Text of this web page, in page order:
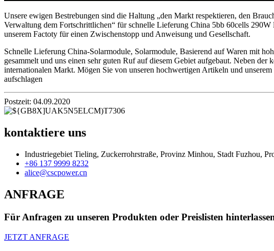
Unsere ewigen Bestrebungen sind die Haltung „den Markt respektieren, den
Verwaltung dem Fortschrittlichen“ für schnelle Lieferung China 5bb 60cells
unserem Factoty für einen Zwischenstopp und Anweisung und Gesellschaft.
Schnelle Lieferung China-Solarmodule, Solarmodule, Basierend auf Waren mit
gesammelt und uns einen sehr guten Ruf auf diesem Gebiet aufgebaut. Neben
internationalen Markt. Mögen Sie von unseren hochwertigen Artikeln und
aufschlagen
Postzeit: 04.09.2020
kontaktiere uns
Industriegebiet Tieling, Zuckerrohrstraße, Provinz Minhou, Stadt Fuzhou,
+86 137 9999 8232
alice@cscpower.cn
ANFRAGE
Für Anfragen zu unseren Produkten oder Preislisten
JETZT ANFRAGE